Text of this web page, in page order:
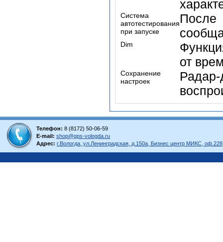
Система
автотестирования
при запуске
После
Dim
от
Сохранение
настроек
Телефон: 8 (8172) 50-06-59
E-mail: shop@gps-vologda.ru
Адрес: г.Вологда, ул.Ленинградская, д.150а, Бизнес центр МИКС, оф.228